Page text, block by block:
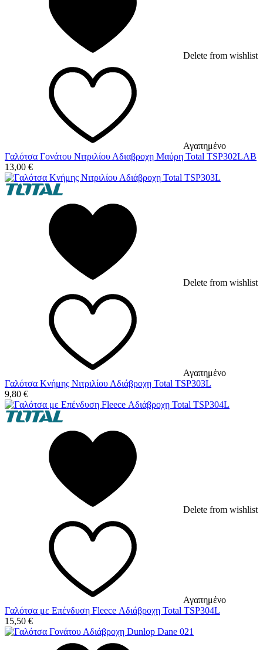
Delete from wishlist
Αγαπημένο
Γαλότσα Γονάτου Νιτριλίου Αδιαβροχη Μαύρη Total TSP302LAB
13,00 €
Delete from wishlist
Αγαπημένο
Γαλότσα Κνήμης Νιτριλίου Αδιάβροχη Total TSP303L
9,80 €
Delete from wishlist
Αγαπημένο
Γαλότσα με Επένδυση Fleece Αδιάβροχη Total TSP304L
15,50 €